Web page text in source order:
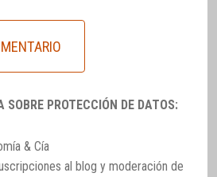
PROTECCIÓN DE DATOS:
& Cía
al blog y moderación de